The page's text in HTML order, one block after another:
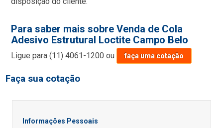
Para saber mais sobre Venda de Cola
Adesivo Estrutural Loctite Campo Belo
Ligue para(11) 4061-1200 ou faça uma cotação
Faça sua cotação
Informações Pessoais